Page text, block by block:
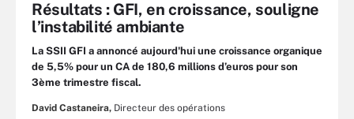
Résultats : GFI, en croissance, souligne
l’instabilité ambiante
La SSII GFI a annoncé aujourd'hui une croissance organique
de 5,5% pour un CA de 180,6 millions d’euros pour son
3ème trimestre fiscal.
David Castaneira, Directeur des opérations